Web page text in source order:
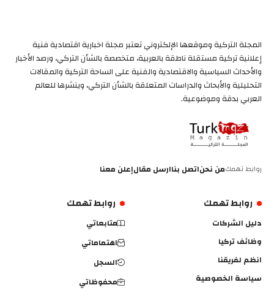
المجلة التركية وموقعها الإلكتروني تعتبر مجلة اخبارية اقتصادية فنية
إعلانية تركية مستقلة ناطقة بالعربية، متخصصة بالشأن التركي، ورصد الأخبار
والأحداث السياسية والاقتصادية والفنية على الساحة التركية والمقالات
التحليلية والأبحاث والدراسات المتعلقة بالشأن التركي، وينشرها للعالم
العربي بدقة وموضوعية.
روابط تهمكمن نحناتصل بناارسل مقالإعلن معنا
روابط تهمك
دليل الشركات
وظائف تركيا
انظم لفريقنا
سياسة الخصوصية
روابط تهمك
متابعاتي
اهتماماتي
السجل
محفوظاتي